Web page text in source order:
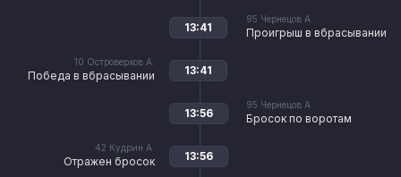
95 Чернецов А.
Проигрыш в вбрасывании
13:41
10 Островерхов А.
Победа в вбрасывании 13:41
95 Чернецов А.
Бросок по воротам
13:56
42 Кудрин А.
Отражен бросок 13:56